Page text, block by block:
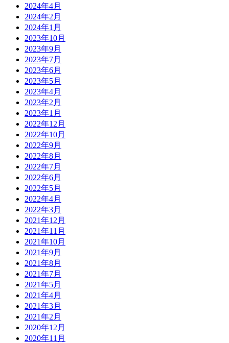
2024年4月
2024年2月
2024年1月
2023年10月
2023年9月
2023年7月
2023年6月
2023年5月
2023年4月
2023年2月
2023年1月
2022年12月
2022年10月
2022年9月
2022年8月
2022年7月
2022年6月
2022年5月
2022年4月
2022年3月
2021年12月
2021年11月
2021年10月
2021年9月
2021年8月
2021年7月
2021年5月
2021年4月
2021年3月
2021年2月
2020年12月
2020年11月